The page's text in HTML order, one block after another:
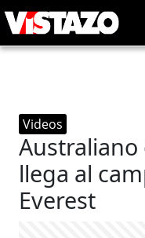
Videos
Australiano
llega al
Everest